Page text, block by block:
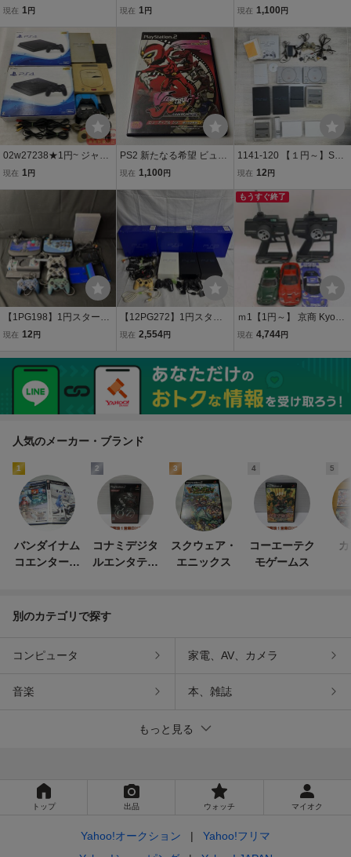
ンダム エゥーゴ vs. ティ
レステ2 1A0129-111am/F
現在 1円
プレステ2 PlayStation2
とめ売り ジャンク SC
PH 15000/18000/7000
0/75000/90000 SONY
現在 1円
機器 コントローラー他 ま
DS ゲームソフト/wii/PS5/
PS4/PS2 他 Nintendo ⑩
hi◇56
現在 1,100 円
02w27238★1円~ ジャン
ク ゲーム 本体・周辺機器
※パーツ取りに ジャンク
現在 1 円
PS2 新たなる希望 ビュー
ティフル ジョー PS2ソフ
ソフト ps2 ビューティフ
ルジョー2 ビューティフ
ルジョー
現在 1,100 円
1141-120 【１円～】SO
NY ソニー プレイステー
300 SCPH-5500 SCPH-7
0000他 スーパーファミコ
ン Wii本体 まとめ②
現在 12 円
【1PG198】1円スタート
ゲーム機 本体 SONY ソニ
50000 TSS 動作確認済み
コントローラー マルチタ
ップ 他 現状品
現在 12 円
【12PG272】1円スター
ト ゲーム機 本体 3点まと
30000 SCPH-55000 GT
他 ブラック ホワイト コン
トローラー 現状品
現在 2,554円
もうすぐ終了
ｍ1【1円～】 京商 Kyosh
o ラジコン プロポ まとめ
X GT500 フェラーリ 575
M マラネロ ロータス 動作
未確認
現在 4,744円
人気のメーカー・ブランド
1
バンダイナム
コエンターテ
2
コナミデジタ
ルエンタテイ
3
スクウェア・
エニックス
4
コーエーテク
モゲームス
5
別のカテゴリで探す
コンピュータ 家電、AV、カメラ
音楽 本、雑誌
もっと見る
トップ 出品 ウォッチ マイオク
Yahoo!オークション
Yahoo!フリマ